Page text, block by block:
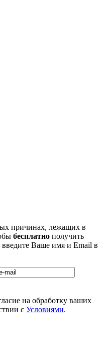
причинах, лежащих в
бесплатно получить
Ваше имя и Email в
на обработку ваших
с Условиями.